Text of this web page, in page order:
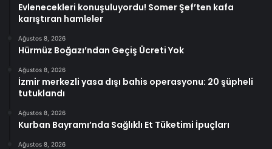
Evlenecekleri konuşuluyordu! Somer Şef’ten kafa
karıştıran hamleler
Ağustos 8, 2026
Hürmüz Boğazı’ndan Geçiş Ücreti Yok
Ağustos 8, 2026
İzmir merkezli yasa dışı bahis operasyonu: 20 şüpheli
tutuklandı
Ağustos 8, 2026
Kurban Bayramı’nda Sağlıklı Et Tüketimi İpuçları
Ağustos 8, 2026